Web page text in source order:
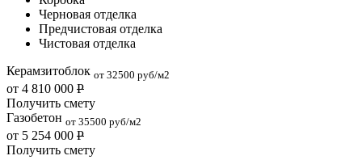
Черновая отделка
Предчистовая отделка
Чистовая отделка
Керамзитоблок от 32500 руб/м2
от 4 810 000 Р
Получить смету
Газобетон от 35500 руб/м2
от 5 254 000 Р
Получить смету